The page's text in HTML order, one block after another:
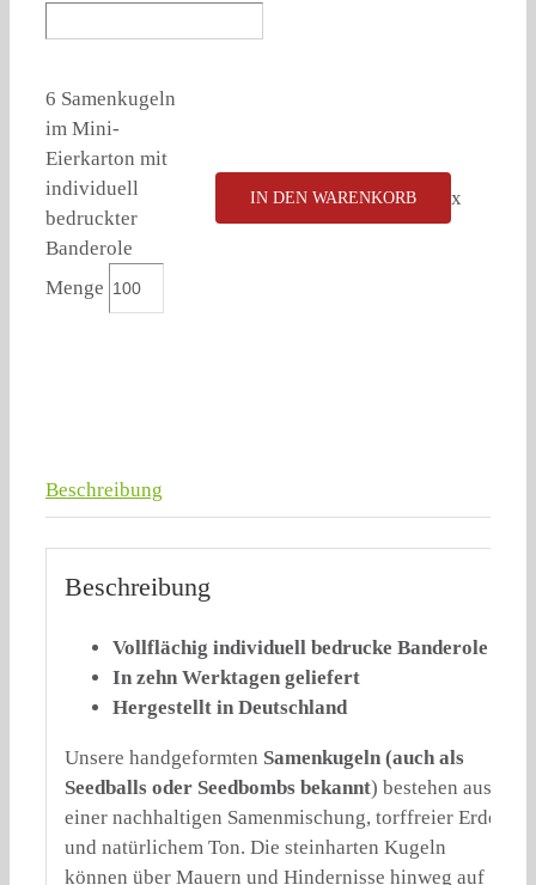
6 Samenkugeln
im Mini-
Eierkarton mit
individuell
bedruckter
Banderole
Menge
IN DEN WARENKORB x
Beschreibung
Beschreibung
Vollflächig individuell bedrucke Banderole
In zehn Werktagen geliefert
Hergestellt in Deutschland
Unsere handgeformten Samenkugeln (auch als
Seedballs oder Seedbombs bekannt) bestehen aus
einer nachhaltigen Samenmischung, torffreier Erde
und natürlichem Ton. Die steinharten Kugeln
können über Mauern und Hindernisse hinweg auf